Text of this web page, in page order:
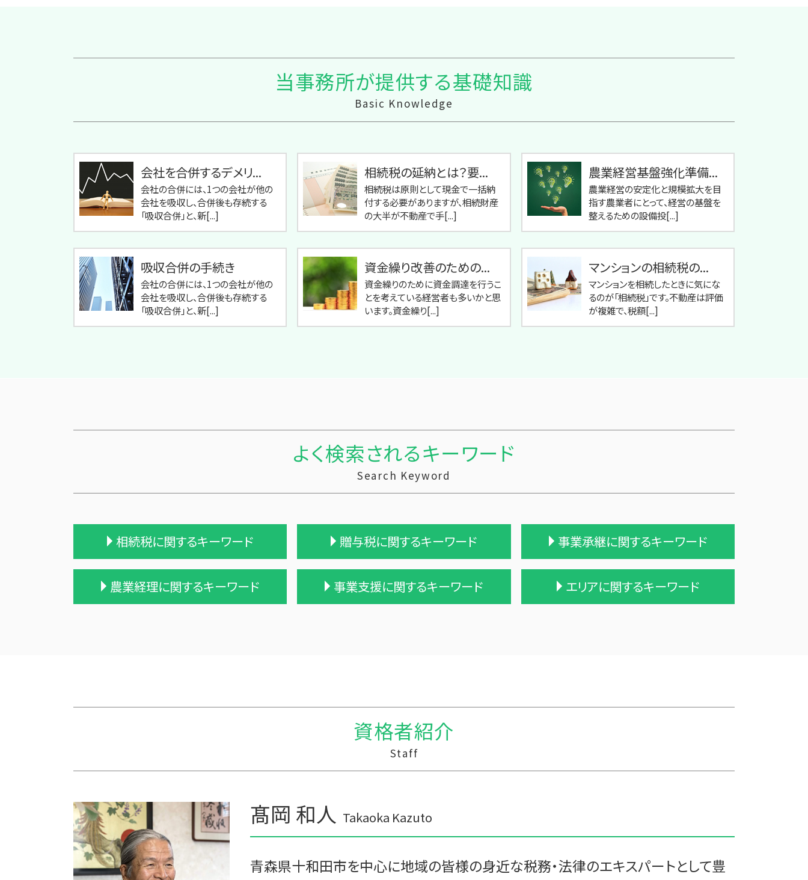
当事務所が提供する基礎知識
Basic Knowledge
会社を合併するデメリ...
会社の合併には、1つの会社が他の
会社を吸収し、合併後も存続する
「吸収合併」と、新[...]
相続税の延納とは？要...
相続税は原則として現金で一括納
付する必要がありますが、相続財産
の大半が不動産で手[...]
農業経営基盤強化準備...
農業経営の安定化と規模拡大を目
指す農業者にとって、経営の基盤を
整えるための設備投[...]
吸収合併の手続き
会社の合併には、1つの会社が他の
会社を吸収し、合併後も存続する
「吸収合併」と、新[...]
資金繰り改善のための...
資金繰りのために資金調達を行うこ
とを考えている経営者も多いかと思
います。資金繰り[...]
マンションの相続税の...
マンションを相続したときに気にな
るのが「相続税」です。不動産は評価
が複雑で、税額[...]
よく検索されるキーワード
Search Keyword
相続税に関するキーワード
税理士 相続税 報酬
遺贈 相続税 計算
相続税申告 報酬
相続税 税理士報酬
相続税 時効 タンス預金
保険 相続税対策
相続 遺留分 計算
相続税 税務調査 時期
相続税 贈与税 改正
贈与税に関するキーワード
贈与税 無申告
贈与税 控除額
贈与税 相続
遺贈 贈与税
贈与税 保険
住宅購入 贈与
贈与税 相続税 税率
贈与税 基礎控除額
事業承継に関するキーワード
適格合併とは
株式会社 買収
企業の合併
兄弟会社 合併
農業経理に関するキーワード
青色申告 農業
農業 青色申告決算書
家族経営 農業
会社 農業
個人農業
農業簿記 仕訳
農業法人
農業 税理士
事業支援に関するキーワード
中小企業支援 なぜ
税務調査 わからない
経営計画 中小企業
中小企業支援 なぜ必要
記帳代行 効率化
事業支援 補助金
記帳代行 顧問料
エリアに関するキーワード
十和田市 経営計画 事業計画
農業経理
三戸郡 税務申告
鰺ヶ沢町の相続税 贈与税 事業承継 農
資格者紹介
Staff
髙岡 和人 Takaoka Kazuto
青森県十和田市を中心に地域の皆様の身近な税務・法律のエキスパートとして豊